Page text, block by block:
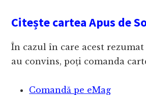
Citește cartea Apus de
În cazul în care acest
au convins, poți comanda
Comandă pe eMag